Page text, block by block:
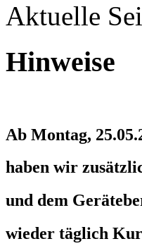
Aktuelle
Hinweise
Ab Montag,
haben wir
und dem
wieder täglich